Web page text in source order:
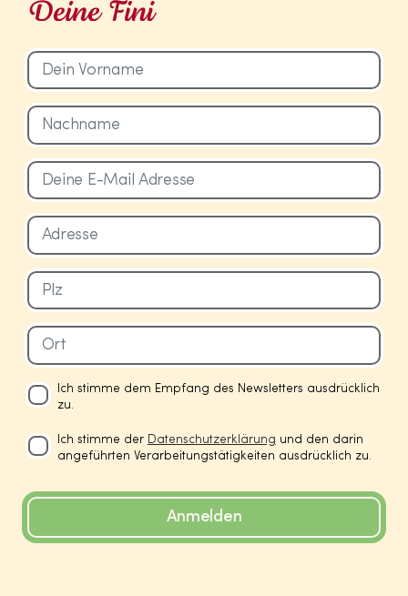
Ich stimme dem Empfang des Newsletters ausdrücklich
zu.
Ich stimme der Datenschutzerklärung und den darin
angeführten Verarbeitungstätigkeiten ausdrücklich zu.
Anmelden